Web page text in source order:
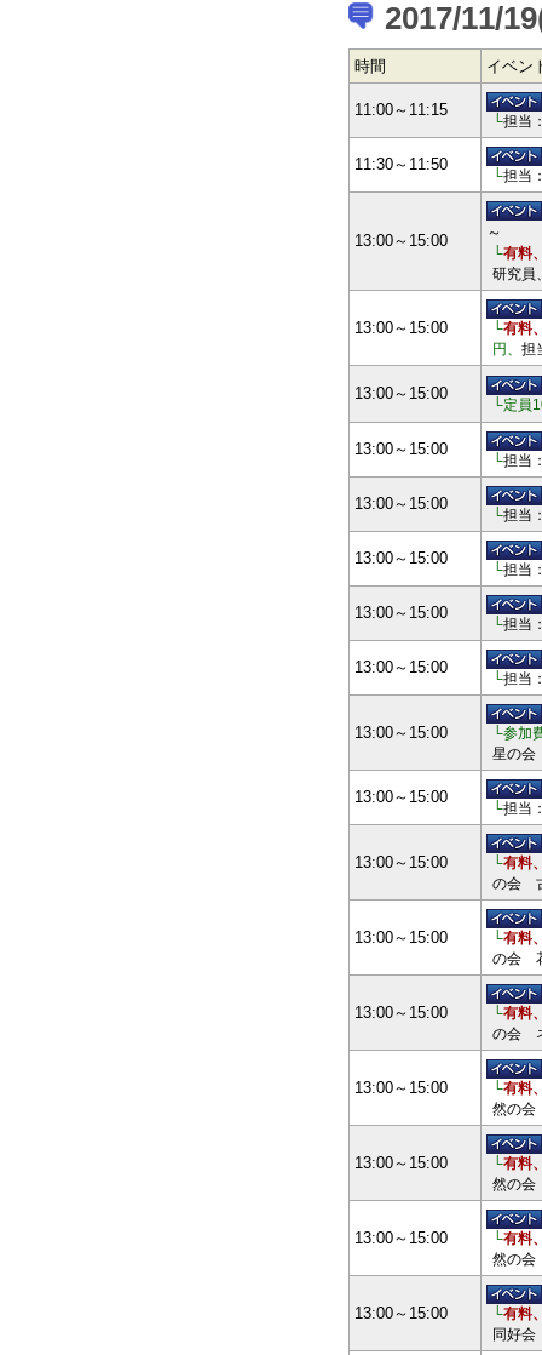
2017/11/
時間 イベン
11:00～11:15
└担当
11:30～11:50
└担当
13:00～15:00 ～
└有料
研究員
13:00～15:00 └有料
円、 担
13:00～15:00
└定員
13:00～15:00
└担当
13:00～15:00
└担当
13:00～15:00
└担当
13:00～15:00
└担当
13:00～15:00
└担当
13:00～15:00
└参加
星の会
13:00～15:00
└担当
13:00～15:00 └有料
の会
13:00～15:00 └有料
の会
13:00～15:00 └有料
の会
13:00～15:00 └有料
然の会
13:00～15:00 └有料
然の会
13:00～15:00 └有料
然の
13:00～15:00 └有料
同好会